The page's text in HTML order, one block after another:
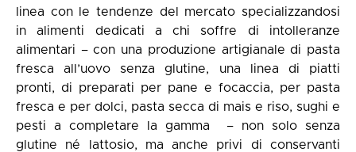
linea con le tendenze del mercato specializzandosi
in alimenti dedicati a chi soffre di intolleranze
alimentari – con una produzione artigianale di pasta
fresca all’uovo senza glutine, una linea di piatti
pronti, di preparati per pane e focaccia, per pasta
fresca e per dolci, pasta secca di mais e riso, sughi e
pesti a completare la gamma – non solo senza
glutine né lattosio, ma anche privi di conservanti